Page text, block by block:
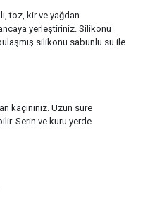
toz, kir ve yağdan
yerleştiriniz. Silikonu
silikonu sabunlu su ile
kaçınınız. Uzun süre
Serin ve kuru yerde